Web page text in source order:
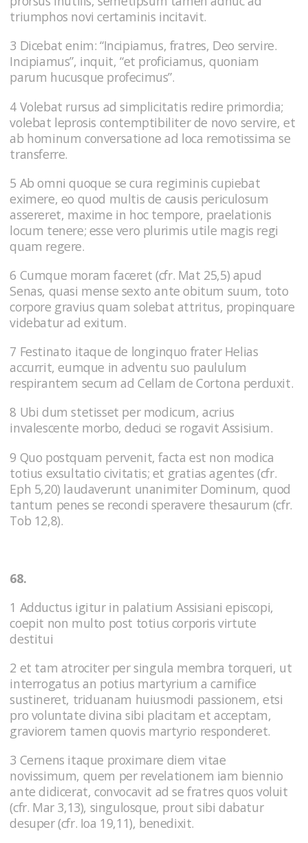
triumphos novi certaminis incitavit.
3 Dicebat enim: “Incipiamus, fratres, Deo servire.
Incipiamus”, inquit, “et proficiamus, quoniam
parum hucusque profecimus”.
4 Volebat rursus ad simplicitatis redire primordia;
volebat leprosis contemptibiliter de novo servire, et
ab hominum conversatione ad loca remotissima se
transferre.
5 Ab omni quoque se cura regiminis cupiebat
eximere, eo quod multis de causis periculosum
assereret, maxime in hoc tempore, praelationis
locum tenere; esse vero plurimis utile magis regi
quam regere.
6 Cumque moram faceret (cfr. Mat 25,5) apud
Senas, quasi mense sexto ante obitum suum, toto
corpore gravius quam solebat attritus, propinquare
videbatur ad exitum.
7 Festinato itaque de longinquo frater Helias
accurrit, eumque in adventu suo paululum
respirantem secum ad Cellam de Cortona perduxit.
8 Ubi dum stetisset per modicum, acrius
invalescente morbo, deduci se rogavit Assisium.
9 Quo postquam pervenit, facta est non modica
totius exsultatio civitatis; et gratias agentes (cfr.
Eph 5,20) laudaverunt unanimiter Dominum, quod
tantum penes se recondi speravere thesaurum (cfr.
Tob 12,8).
68.
1 Adductus igitur in palatium Assisiani episcopi,
coepit non multo post totius corporis virtute
destitui
2 et tam atrociter per singula membra torqueri, ut
interrogatus an potius martyrium a carnifice
sustineret, triduanam huiusmodi passionem, etsi
pro voluntate divina sibi placitam et acceptam,
graviorem tamen quovis martyrio responderet.
3 Cernens itaque proximare diem vitae
novissimum, quem per revelationem iam biennio
ante didicerat, convocavit ad se fratres quos voluit
(cfr. Mar 3,13), singulosque, prout sibi dabatur
desuper (cfr. Ioa 19,11), benedixit.